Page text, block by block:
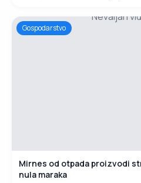
prodao je za sedam dana. Da je imao
Nevaljan
Gospodarstvo
Mirnes od otpada proizvodi
nula maraka